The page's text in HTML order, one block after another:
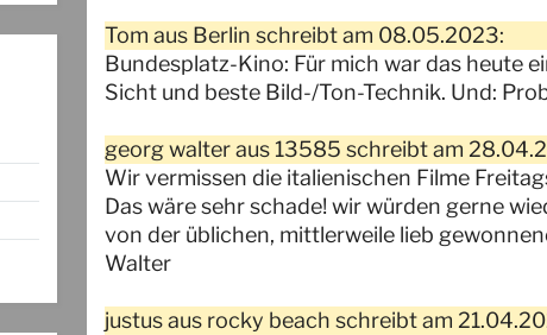
Tom aus Berlin schreibt am 08.05.2023:
Bundesplatz-Kino: Für mich war das heute
Sicht und beste Bild-/Ton-Technik. Und:
georg walter aus 13585 schreibt am
Wir vermissen die italienischen Filme
Das wäre sehr schade! wir würden gerne
von der üblichen, mittlerweile lieb
Walter
justus aus rocky beach schreibt am